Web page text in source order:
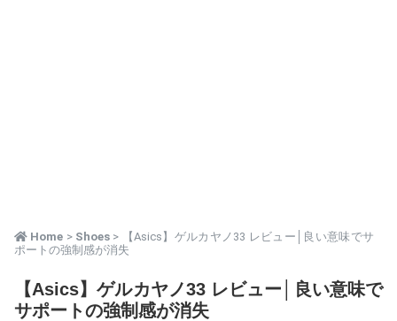
Home > Shoes > 【Asics】ゲルカヤノ33 レビュー│良い意味でサ
ポートの強制感が消失
【Asics】ゲルカヤノ33 レビュー│良い意味で
サポートの強制感が消失